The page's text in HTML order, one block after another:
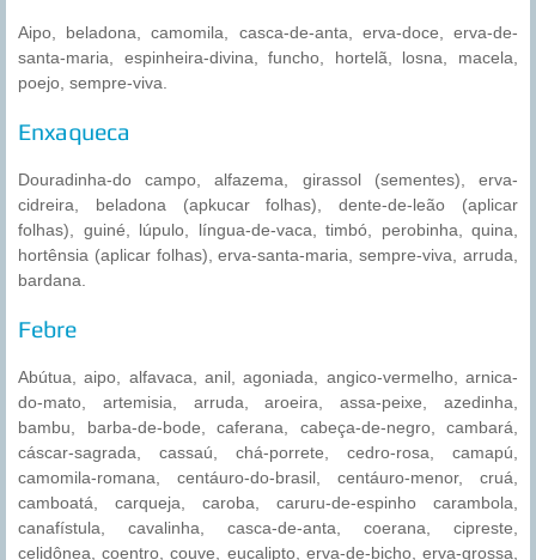
Aipo, beladona, camomila, casca-de-anta, erva-doce, erva-de-
santa-maria, espinheira-divina, funcho, hortelã, losna, macela,
poejo, sempre-viva.
Enxaqueca
Douradinha-do campo, alfazema, girassol (sementes), erva-
cidreira, beladona (apkucar folhas), dente-de-leão (aplicar
folhas), guiné, lúpulo, língua-de-vaca, timbó, perobinha, quina,
hortênsia (aplicar folhas), erva-santa-maria, sempre-viva, arruda,
bardana.
Febre
Abútua, aipo, alfavaca, anil, agoniada, angico-vermelho, arnica-
do-mato, artemisia, arruda, aroeira, assa-peixe, azedinha,
bambu, barba-de-bode, caferana, cabeça-de-negro, cambará,
cáscar-sagrada, cassaú, chá-porrete, cedro-rosa, camapú,
camomila-romana, centáuro-do-brasil, centáuro-menor, cruá,
camboatá, carqueja, caroba, caruru-de-espinho carambola,
canafístula, cavalinha, casca-de-anta, coerana, cipreste,
celidônea, coentro, couve, eucalipto, erva-de-bicho, erva-grossa,